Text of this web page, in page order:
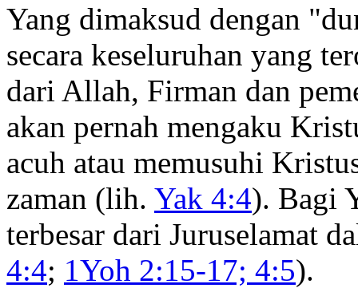
Yang dimaksud dengan
secara keseluruhan yang
dari Allah, Firman dan
akan pernah mengaku
acuh atau memusuhi
zaman (lih. Yak 4:4). Bagi
terbesar dari Juruselamat
4:4; 1Yoh 2:15-17; 4:5).